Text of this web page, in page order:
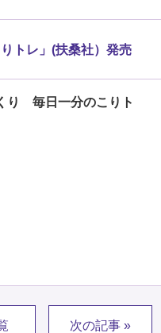
トレ」(扶桑社）発売
り 毎日一分のこりト
次の記事 »